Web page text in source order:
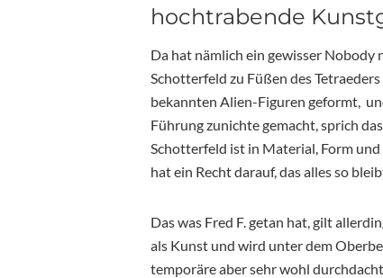
hochtrabende
Da hat nämlich ein gewisser Nobody
Schotterfeld zu Füßen des
bekannten Alien-Figuren geformt,
Führung zunichte gemacht, sprich
Schotterfeld ist in Material, Form
hat ein Recht darauf, das alles so
Das was Fred F. getan hat, gilt
als Kunst und wird unter dem
temporäre aber sehr wohl